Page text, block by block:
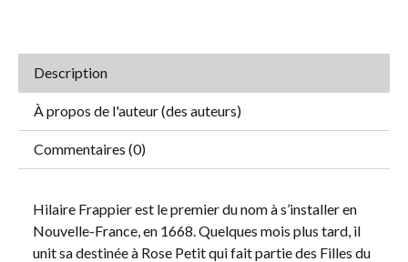
Description
À propos de l'auteur (des auteurs)
Commentaires (0)
Hilaire Frappier est le premier du nom à s’installer en
Nouvelle-France, en 1668. Quelques mois plus tard, il
unit sa destinée à Rose Petit qui fait partie des Filles du